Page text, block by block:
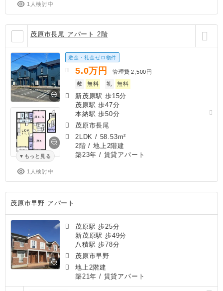
1人検討中
茂原市長尾 アパート 2階
もっと見る
1人検討中
敷金・礼金ゼロ物件
5.0万円 管理費 2,500円
敷
無料 礼 無料
新茂原駅 歩15分
茂原駅 歩47分
本納駅 歩50分
茂原市長尾
2LDK / 58.53m²
2階 / 地上2階建
築23年 / 賃貸アパート
茂原市早野 アパート
茂原駅 歩25分
新茂原駅 歩49分
八積駅 歩78分
茂原市早野
地上2階建
築21年 / 賃貸アパート